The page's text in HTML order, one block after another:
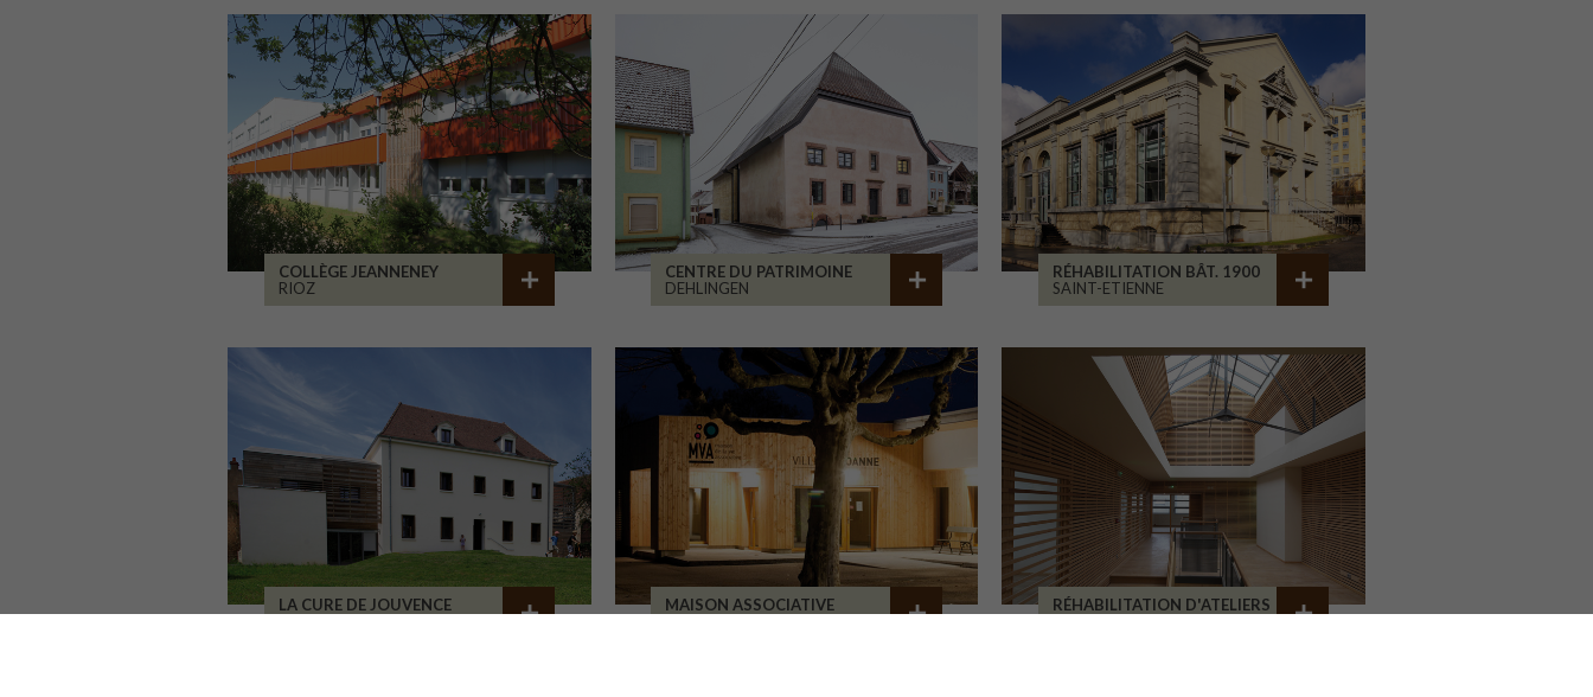
COLLÈGE JEANNENEY
RIOZ
CENTRE DU PATRIMOINE
DEHLINGEN
RÉHABILITATION BÂT. 1900
SAINT-ETIENNE
LA CURE DE JOUVENCE
MAISON ASSOCIATIVE
RÉHABILITATION D'ATELIERS